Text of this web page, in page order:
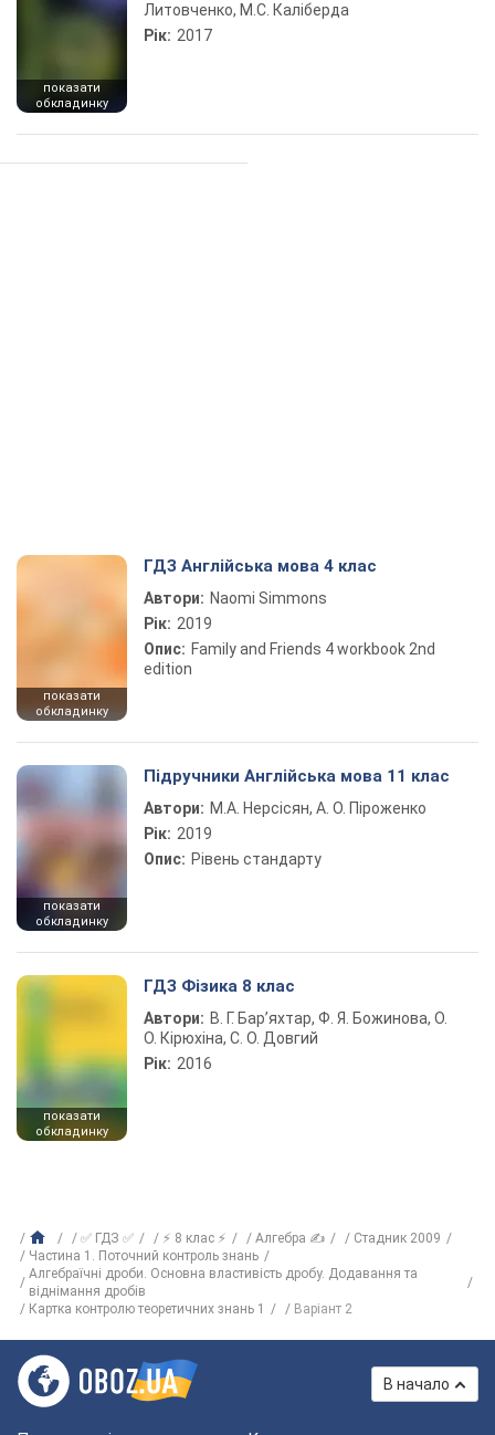
показати
обкладинку
Литовченко, М.С. Каліберда
Рік: 2017
показати
обкладинку
ГДЗ Англійська мова 4 клас
Автори: Naomi Simmons
Рік: 2019
Опис: Family and Friends 4 workbook 2nd
edition
показати
обкладинку
Підручники Англійська мова 11 клас
Автори: М.А. Нерсісян, А. О. Піроженко
Рік: 2019
Опис: Рівень стандарту
показати
обкладинку
ГДЗ Фізика 8 клас
Автори: В. Г. Бар’яхтар, Ф. Я. Божинова, О.
О. Кірюхіна, С. О. Довгий
Рік: 2016
✅ ГДЗ ✅ ⚡ 8 клас ⚡ Алгебра ✍
Стадник 2009
Частина 1. Поточний контроль знань
Алгебраїчні дроби. Основна властивість дробу. Додавання та
віднімання дробів
Картка контролю теоретичних знань 1
Варіант 2
В начало